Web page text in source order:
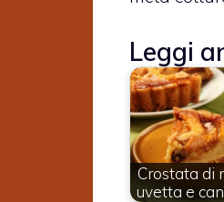
Leggi
Crostata di
uvetta e